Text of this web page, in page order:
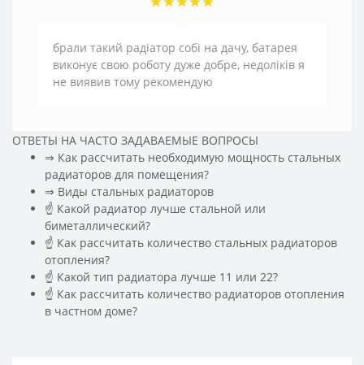
брали такий радіатор собі на дачу, батарея
виконує свою роботу дуже добре, недоліків я
не виявив тому рекомендую
ОТВЕТЫ НА ЧАСТО ЗАДАВАЕМЫЕ ВОПРОСЫ
⇒ Как рассчитать необходимую мощность стальных
радиаторов для помещения?
️⇒ Виды стальных радиаторов
☝ Какой радиатор лучше стальной или
биметаллический?
☝ Как рассчитать количество стальных радиаторов
отопления?
☝ Какой тип радиатора лучше 11 или 22?
☝ Как рассчитать количество радиаторов отопления
в частном доме?